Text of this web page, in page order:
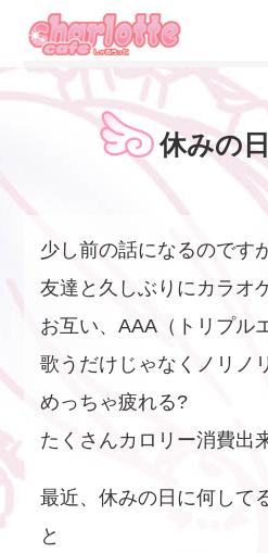
休みの
少し前の話になるのです
友達と久しぶりにカラオ
お互い、AAA（トリプル
歌うだけじゃなくノリノ
めっちゃ疲れる?
たくさんカロリー消費出
最近、休みの日に何して
と